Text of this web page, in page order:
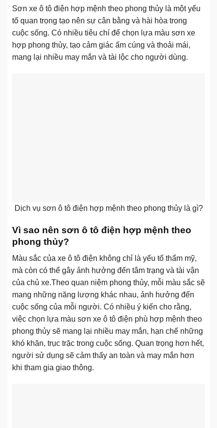
Sơn xe ô tô điện hợp mệnh theo phong thủy là một yếu
tố quan trọng tạo nên sự cân bằng và hài hòa trong
cuộc sống. Có nhiều tiêu chí để chọn lựa màu sơn xe
hợp phong thủy, tạo cảm giác ấm cúng và thoải mái,
mang lại nhiều may mắn và tài lộc cho người dùng.
Dịch vụ sơn ô tô điện hợp mệnh theo phong thủy là gì?
Vì sao nên sơn ô tô điện hợp mệnh theo
phong thủy?
Màu sắc của xe ô tô điện không chỉ là yếu tố thẩm mỹ,
mà còn có thể gây ảnh hưởng đến tâm trạng và tài vận
của chủ xe.Theo quan niệm phong thủy, mỗi màu sắc sẽ
mang những năng lượng khác nhau, ảnh hưởng đến
cuộc sống của mỗi người. Có nhiều ý kiến cho rằng,
việc chọn lựa màu sơn xe ô tô điện phù hợp mệnh theo
phong thủy sẽ mang lại nhiều may mắn, hạn chế những
khó khăn, trục trặc trong cuộc sống. Quan trọng hơn hết,
người sử dụng sẽ cảm thấy an toàn và may mắn hơn
khi tham gia giao thông.